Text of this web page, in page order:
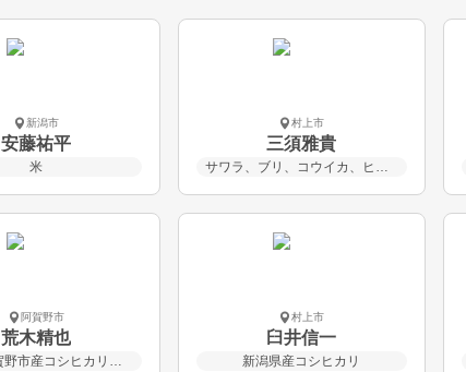
新潟市
安藤祐平
米
村上市
三須雅貴
サワラ、ブリ、コウイカ、ヒラメ、牡蠣、ヌタウナギ
阿賀野市
荒木精也
新潟県阿賀野市産コシヒカリ玄米
村上市
臼井信一
新潟県産コシヒカリ